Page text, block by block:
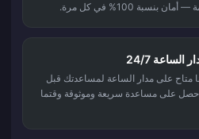
100% في كل مرة.
24/7
متاح على مدار الساعة لمساعدتك قبل
احصل على مساعدة سريعة وموثوقة وقتما